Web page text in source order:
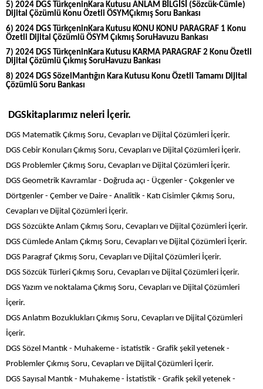
5) 2024 DGS TürkçeninKara Kutusu ANLAM BİLGİSİ (Sözcük-Cümle)
Dijital Çözümlü Konu Özetli ÖSYMÇıkmış Soru Bankası
6) 2024 DGS TürkçeninKara Kutusu KONU KONU PARAGRAF 1 Konu
Özetli Dijital Çözümlü ÖSYM Çıkmış SoruHavuzu Bankası
7) 2024 DGS TürkçeninKara Kutusu KARMA PARAGRAF 2 Konu Özetli
Dijital Çözümlü Çıkmış SoruHavuzu Bankası
8) 2024 DGS SözelMantığın Kara Kutusu Konu Özetli Tamamı Dijital
Çözümlü Soru Bankası
DGSkitaplarımız neleri İçerir.
DGS Matematik Çıkmış Soru, Cevapları ve Dijital Çözümleri İçerir.
DGS Cebir Konuları Çıkmış Soru, Cevapları ve Dijital Çözümleri İçerir.
DGS Problemler Çıkmış Soru, Cevapları ve Dijital Çözümleri İçerir.
DGS Geometrik Kavramlar - Doğruda açı - Üçgenler - Çokgenler ve
Dörtgenler - Çember ve Daire - Analitik - Katı Cisimler Çıkmış Soru,
Cevapları ve Dijital Çözümleri İçerir.
DGS Sözcükte Anlam Çıkmış Soru, Cevapları ve Dijital Çözümleri İçerir.
DGS Cümlede Anlam Çıkmış Soru, Cevapları ve Dijital Çözümleri İçerir.
DGS Paragraf Çıkmış Soru, Cevapları ve Dijital Çözümleri İçerir.
DGS Sözcük Türleri Çıkmış Soru, Cevapları ve Dijital Çözümleri İçerir.
DGS Yazım ve noktalama Çıkmış Soru, Cevapları ve Dijital Çözümleri
İçerir.
DGS Anlatım Bozuklukları Çıkmış Soru, Cevapları ve Dijital Çözümleri
İçerir.
DGS Sözel Mantık - Muhakeme - istatistik - Grafik şekil yetenek -
Problemler Çıkmış Soru, Cevapları ve Dijital Çözümleri İçerir.
DGS Sayısal Mantık - Muhakeme - İstatistik - Grafik şekil yetenek -